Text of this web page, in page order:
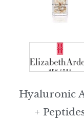
Hyaluronic
+